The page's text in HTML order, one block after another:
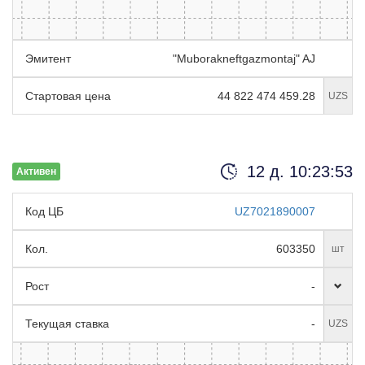
Эмитент "Muborakneftgazmontaj" AJ
Стартовая цена 44 822 474 459.28 UZS
Активен 12 д. 10:23:52
Код ЦБ UZ7021890007
Кол. 603350 шт
Рост -
Текущая ставка - UZS